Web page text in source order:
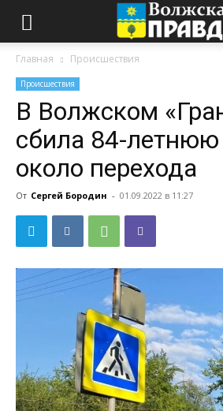
Главная Происшествия
Происшествия
В Волжском
сбила 84-
около перехода
От Сергей Бородин - 01.09.2022 в 11:27